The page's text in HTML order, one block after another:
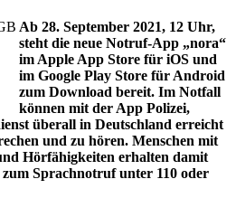
Ab 28. September 2021, 12 Uhr,
steht die neue Notruf-App „nora“
im Apple App Store für iOS und
im Google Play Store für Android
zum Download bereit. Im Notfall
können mit der App Polizei,
überall in Deutschland erreicht
und zu hören. Menschen mit
Hörfähigkeiten erhalten damit
Sprachnotruf unter 110 oder